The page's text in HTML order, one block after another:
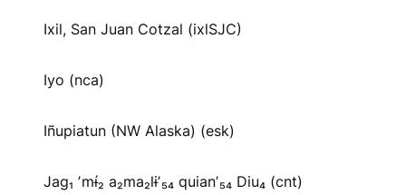
Ixil, San Juan Cotzal (ixlSJC)
Iyo (nca)
Iñupiatun (NW Alaska) (esk)
Jag₁ ʼmɨ́₂ a₂ma₂lɨʼ₅₄ quianʼ₅₄ Diu₄ (cnt)